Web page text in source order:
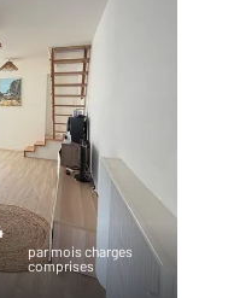
par mois charges
comprises